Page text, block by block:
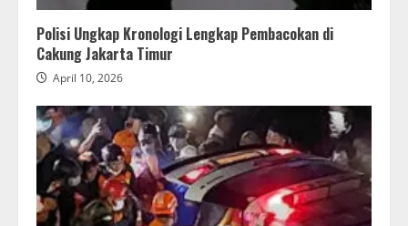
Polisi Ungkap Kronologi Lengkap Pembacokan di
Cakung Jakarta Timur
April 10, 2026